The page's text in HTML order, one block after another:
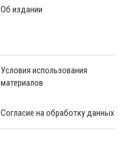
Об издании
Условия использования
материалов
Согласие на обработку данных